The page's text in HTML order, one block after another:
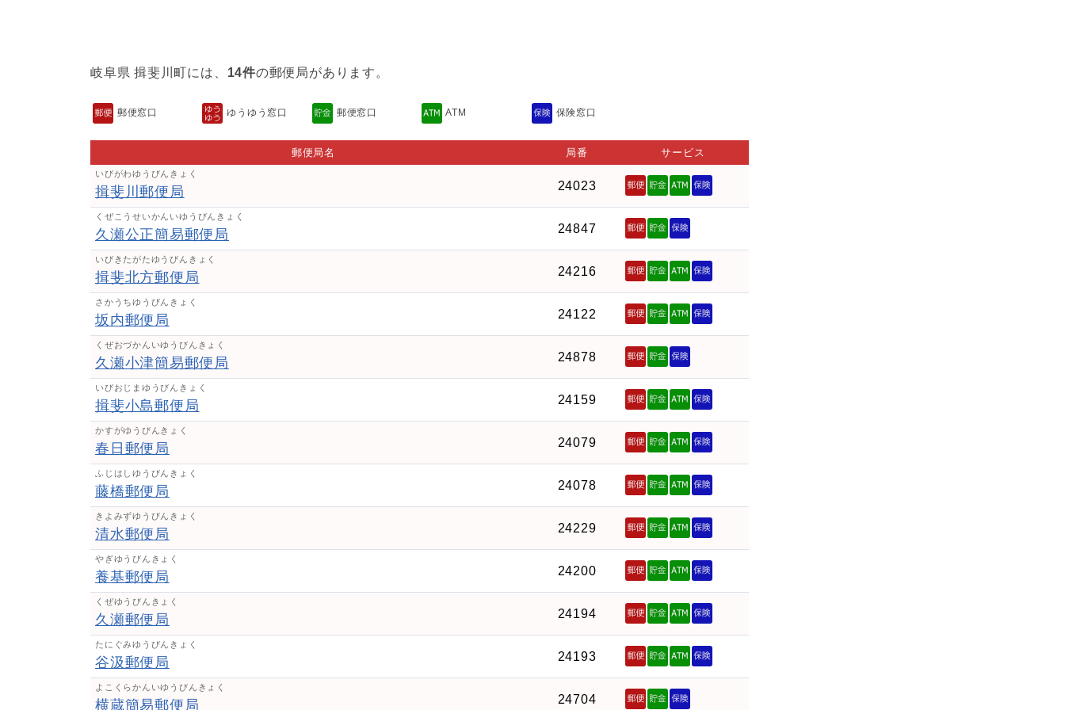
岐阜県 揖斐川町には、 14件の郵便局があります。
郵便窓口 ゆうゆう窓口 郵便窓口 ATM 保険窓口
郵便局名 局番 サービス
いびがわゆうびんきょく
揖斐川郵便局 24023
くぜこうせいかんいゆうびんきょく
久瀬公正簡易郵便局 24847
いびきたがたゆうびんきょく
揖斐北方郵便局 24216
さかうちゆうびんきょく
坂内郵便局 24122
くぜおづかんいゆうびんきょく
久瀬小津簡易郵便局 24878
いびおじまゆうびんきょく
揖斐小島郵便局 24159
かすがゆうびんきょく
春日郵便局 24079
ふじはしゆうびんきょく
藤橋郵便局 24078
きよみずゆうびんきょく
清水郵便局 24229
やぎゆうびんきょく
養基郵便局 24200
くぜゆうびんきょく
久瀬郵便局 24194
たにぐみゆうびんきょく
谷汲郵便局 24193
よこくらかんいゆうびんきょく
横蔵簡易郵便局 24704